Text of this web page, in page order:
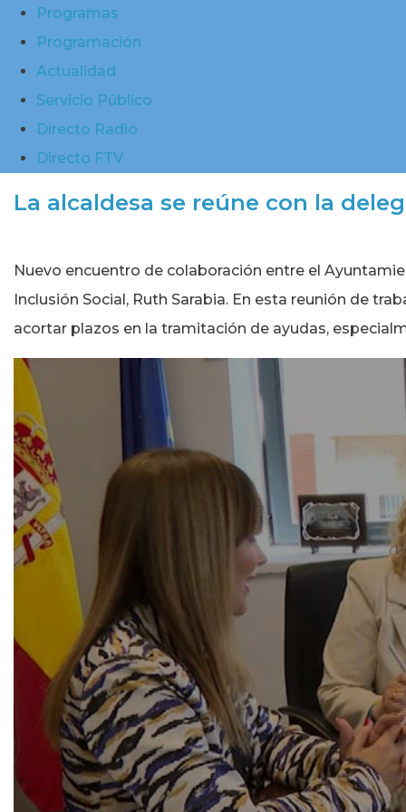
Programas
Programación
Actualidad
Servicio Público
Directo Radio
Directo FTV
La alcaldesa se reúne con la
Nuevo encuentro de colaboración entre el
Inclusión Social, Ruth Sarabia. En esta reunión de
acortar plazos en la tramitación de ayudas,